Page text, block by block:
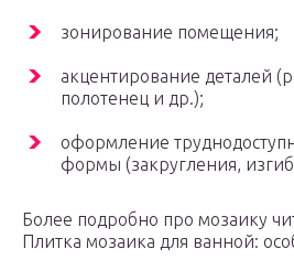
зонирование помещения;
акцентирование деталей
полотенец и др.);
оформление
формы (закругления,
Более подробно про мозаику
Плитка мозаика для ванной: